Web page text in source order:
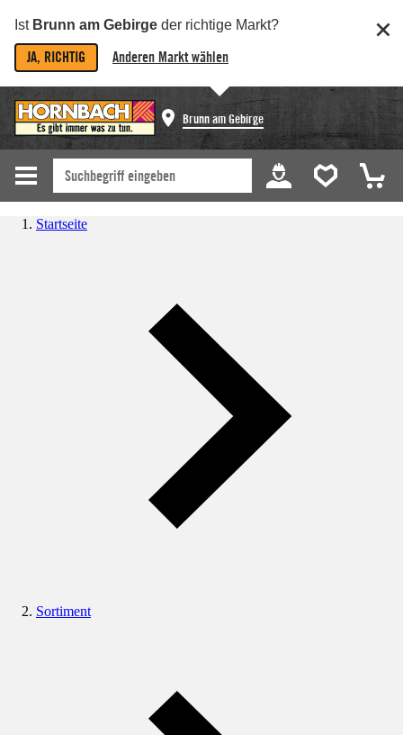
Ist Brunn am Gebirge der richtige Markt?
JA, RICHTIG Anderen Markt wählen
Brunn am Gebirge
Startseite
Sortiment